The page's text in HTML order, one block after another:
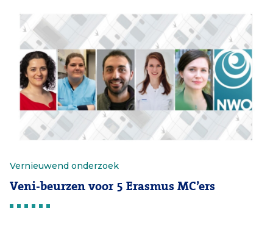
Vernieuwend onderzoek
Veni-beurzen voor 5 Erasmus MC’ers